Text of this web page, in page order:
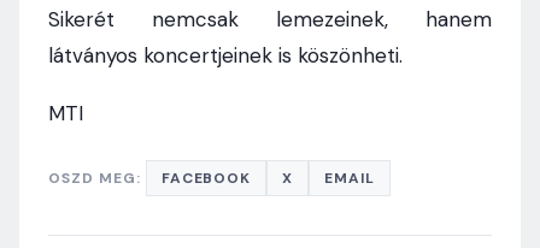
Sikerét nemcsak lemezeinek, hanem
látványos koncertjeinek is köszönheti.
MTI
OSZD MEG: FACEBOOK X EMAIL